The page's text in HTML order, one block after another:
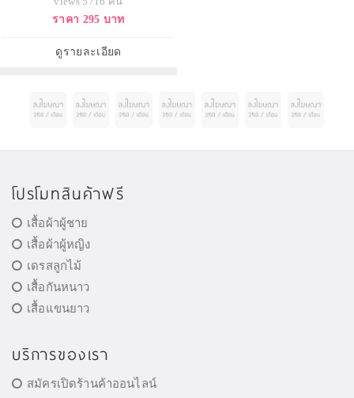
เหมาะกับสาวๆที่ทันสมัยผู้หลงใหลใน
กลิ่นหอมแบบนุ่มๆ ขวดน้ำหอมที่ได้
บอกถึง ความบอบบาง สง่างาม รัก
สงบ แต่เต็มไป ด้วยพลังของห
ราคา 295 บาท
ดูรายละเอียด
โปรโมทสินค้าฟรี
เสื้อผ้าผู้ชาย
เสื้อผ้าผู้หญิง
เดรสลูกไม้
เสื้อกันหนาว
เสื้อแขนยาว
บริการของเรา
สมัครเปิดร้านค้าออนไลน์